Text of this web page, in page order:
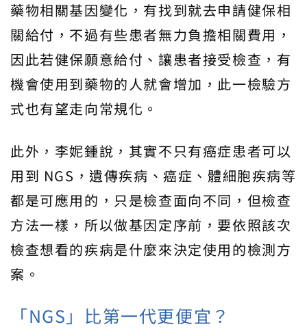
藥物相關基因變化，有找到就去申請健保相
關給付，不過有些患者無力負擔相關費用，
因此若健保願意給付、讓患者接受檢查，有
機會使用到藥物的人就會增加，此一檢驗方
式也有望走向常規化。
此外，李妮鍾說，其實不只有癌症患者可以
用到 NGS，遺傳疾病、癌症、體細胞疾病等
都是可應用的，只是檢查面向不同，但檢查
方法一樣，所以做基因定序前，要依照該次
檢查想看的疾病是什麼來決定使用的檢測方
案。
「NGS」比第一代更便宜？